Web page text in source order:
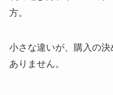
方。
小さな違いが、購入の決
ありません。